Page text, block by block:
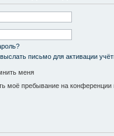
письмо для активации
меня
моё пребывание на конференции